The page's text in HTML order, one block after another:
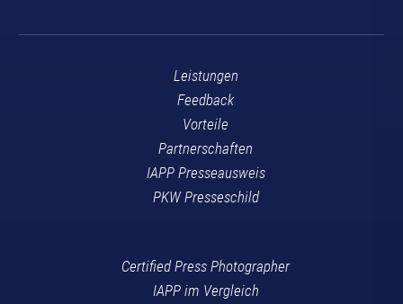
Leistungen
Feedback
Vorteile
Partnerschaften
IAPP Presseausweis
PKW Presseschild
Certified Press Photographer
IAPP im Vergleich